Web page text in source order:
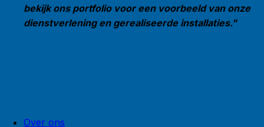
bekijk ons portfolio voor een voorbeeld van onze
dienstverlening en gerealiseerde installaties."
Over ons